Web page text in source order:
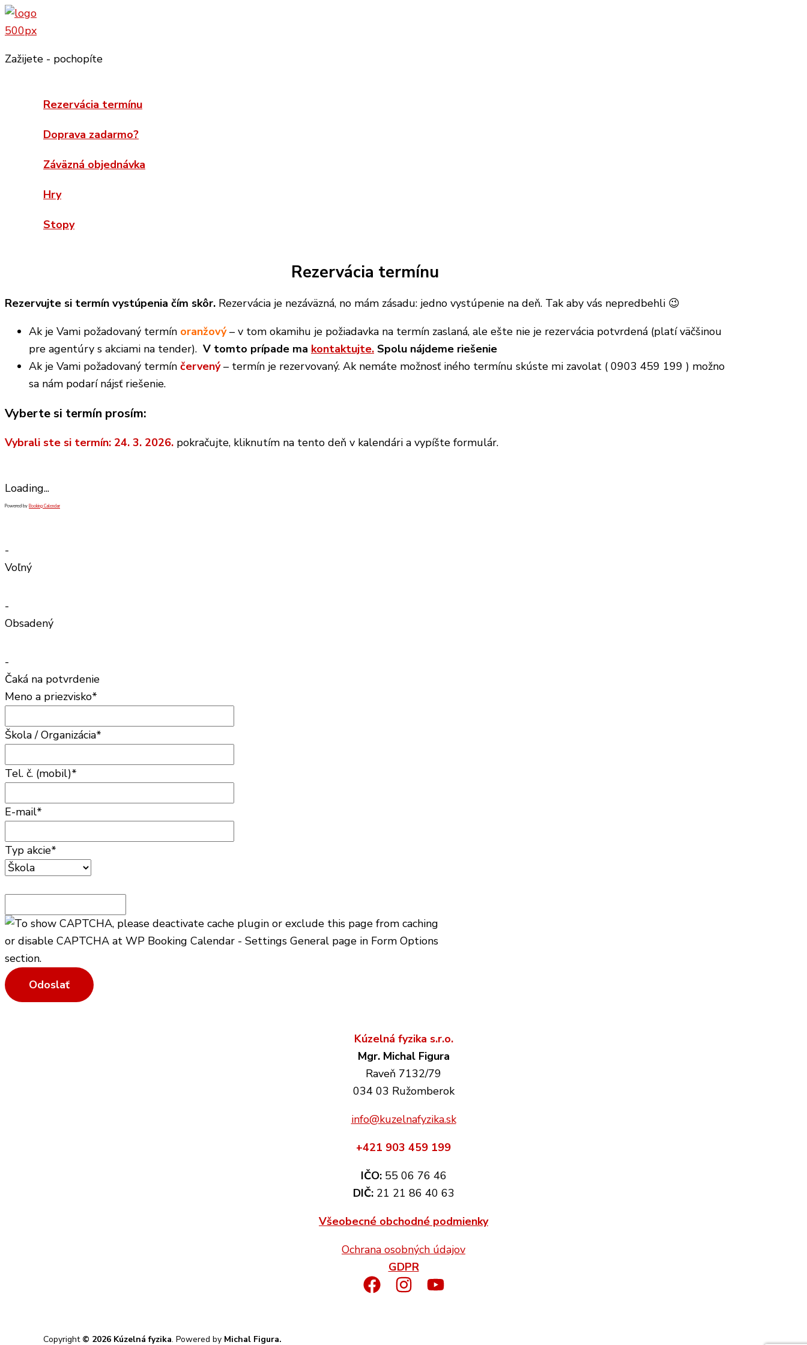
Preskočiť
na
Zažijete - pochopíte
Rezervácia termínu
Doprava zadarmo?
Záväzná objednávka
Hry
Stopy
Rezervácia termínu
Rezervujte si termín vystúpenia čím skôr. Rezervácia je nezáväzná, no mám zásadu: jedno vystúpenie na deň. Tak aby vás nepredbehli 😉
Ak je Vami požadovaný termín oranžový– v tom okamihu je požiadavka na termín zaslaná, ale ešte nie je rezervácia potvrdená (platí väčšinou
pre agentúry s akciami na tender). V tomto prípade ma kontaktujte. Spolu nájdeme riešenie
Ak je Vami požadovaný termín červený– termín je rezervovaný. Ak nemáte možnosť iného termínu skúste mi zavolat ( 0903 459 199 ) možno
sa nám podarí nájsť riešenie.
Vyberte si termín prosím:
Vybrali ste si termín: 24. 3. 2026. pokračujte, kliknutím na tento deň v kalendári a vypíšte formulár.
Loading...
Powered by Booking Calendar
-
Voľný
-
Obsadený
-
Čaká na potvrdenie
Meno a priezvisko*
Škola / Organizácia*
Tel. č. (mobil)*
E-mail*
Typ akcie*
Kúzelná fyzika s.r.o.
Mgr. Michal Figura
Raveň 7132/79
034 03 Ružomberok
info@kuzelnafyzika.sk
+421 903 459 199
IČO:55 06 76 46
DIČ:21 21 86 40 63
Všeobecné obchodné podmienky
Ochrana osobných údajov
GDPR
Copyright© 2026 Kúzelná fyzika. Powered by Michal Figura.